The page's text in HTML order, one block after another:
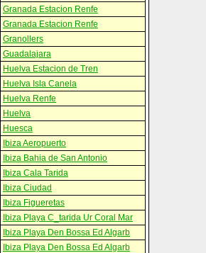
Granada Estacion Renfe
Granada Estacion Renfe
Granollers
Guadalajara
Huelva Estacion de Tren
Huelva Isla Canela
Huelva Renfe
Huelva
Huesca
Ibiza Aeropuerto
Ibiza Bahia de San Antonio
Ibiza Cala Tarida
Ibiza Ciudad
Ibiza Figueretas
Ibiza Playa C_tarida Ur Coral Mar
Ibiza Playa Den Bossa Ed Algarb
Ibiza Playa Den Bossa Ed Algarb